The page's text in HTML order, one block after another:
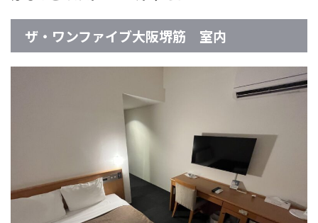
ザ・ワンファイブ大阪堺筋 室内